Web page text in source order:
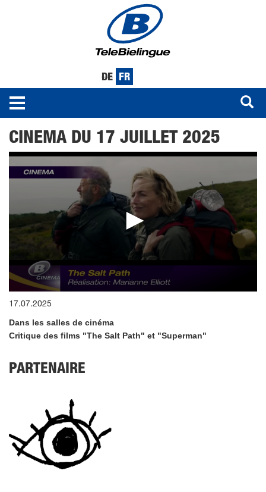
contenu
DE FR
CINEMA DU 17 JUILLET 2025
seconds
4
minutes,
17.07.2025
Dans les salles de cinéma
Critique des films "The Salt Path" et "Superman"
PARTENAIRE